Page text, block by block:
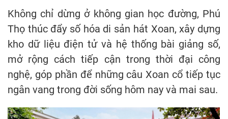
Không chỉ dừng ở không gian học đường, Phú
Thọ thúc đẩy số hóa di sản hát Xoan, xây dựng
kho dữ liệu điện tử và hệ thống bài giảng số,
mở rộng cách tiếp cận trong thời đại công
nghệ, góp phần để những câu Xoan cổ tiếp tục
ngân vang trong đời sống hôm nay và mai sau.